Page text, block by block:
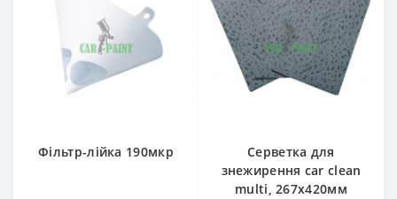
Фільтр-лійка 190мкр
Серветка для
знежирення car clean
multi, 267х420мм